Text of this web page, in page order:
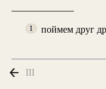
1 поймем друг
III